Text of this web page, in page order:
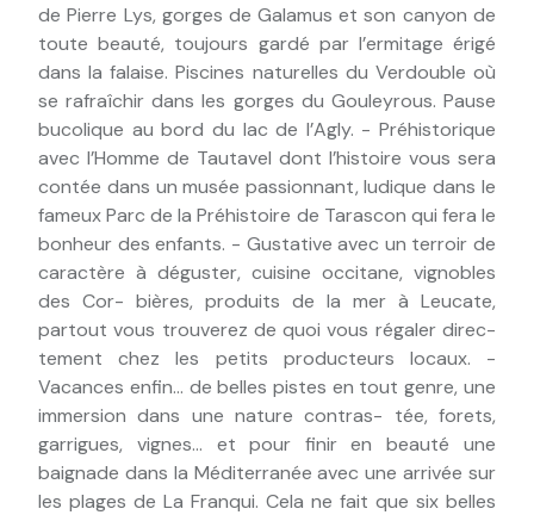
de Pierre Lys, gorges de Galamus et son canyon de
toute beauté, toujours gardé par l’ermitage érigé
dans la falaise. Piscines naturelles du Verdouble où
se rafraîchir dans les gorges du Gouleyrous. Pause
bucolique au bord du lac de l’Agly. - Préhistorique
avec l’Homme de Tautavel dont l’histoire vous sera
contée dans un musée passionnant, ludique dans le
fameux Parc de la Préhistoire de Tarascon qui fera le
bonheur des enfants. - Gustative avec un terroir de
caractère à déguster, cuisine occitane, vignobles
des Cor- bières, produits de la mer à Leucate,
partout vous trouverez de quoi vous régaler direc-
tement chez les petits producteurs locaux. -
Vacances enfin... de belles pistes en tout genre, une
immersion dans une nature contras- tée, forets,
garrigues, vignes... et pour finir en beauté une
baignade dans la Méditerranée avec une arrivée sur
les plages de La Franqui. Cela ne fait que six belles